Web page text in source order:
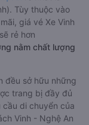
Tùy thuộc vào
giá vé Xe Vinh
rẻ hơn
nằm chất lượng
đều sở hữu những
trang bị đầy đủ
di chuyển của
Vinh - Nghệ An